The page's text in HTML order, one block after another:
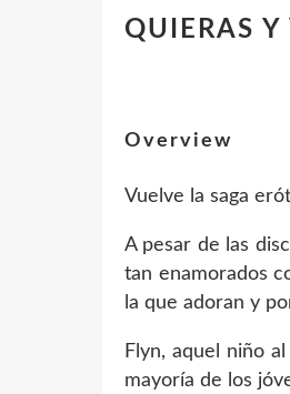
QUIERAS
Overview
Vuelve la saga
A pesar de las
tan enamorados
la que adoran y
Flyn, aquel niño
mayoría de los